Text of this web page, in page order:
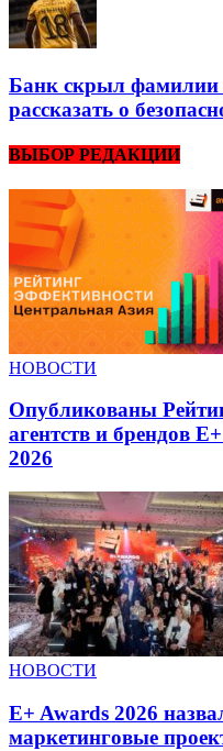
Банк скрыл фамилии
рассказать о
ВЫБОР РЕДАКЦИИ
НОВОСТИ
Опубликованы
агентств и брендов
2026
НОВОСТИ
E+ Awards 2026
маркетинговые